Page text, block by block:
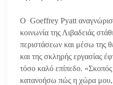
Ο Goeffrey Pyatt
κοινωνία της Λιβαδειάς
περιστάσεων και μέσω της
και της σκληρής εργασίας
τόσο καλό επίπεδο. «Σκοπός
κατανοήσω πώς η χώρα μου,